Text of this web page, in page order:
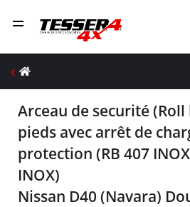
Arceau de securité
pieds avec arrêt de
protection (RB 407
INOX)
Nissan D40 (Navara)